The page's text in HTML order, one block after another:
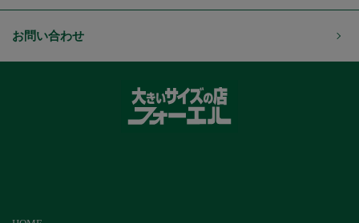
お問い合わせ